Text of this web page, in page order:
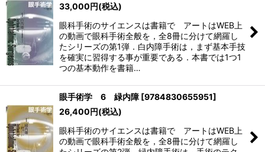
33,000円(税込)
眼科手術のサイエンスは書籍で アートはWEB上
の動画で眼科手術全般を，全8冊に分けて網羅し
たシリーズの第1弾．白内障手術は，まず基本手技
を確実に習得する事が重要である．本書では1つ1
つの基本動作を書籍…
眼手術学 6 緑内障 [9784830655951]
26,400円(税込)
眼科手術のサイエンスは書籍で アートはWEB上
の動画で眼科手術全般を，全8冊に分けて網羅し